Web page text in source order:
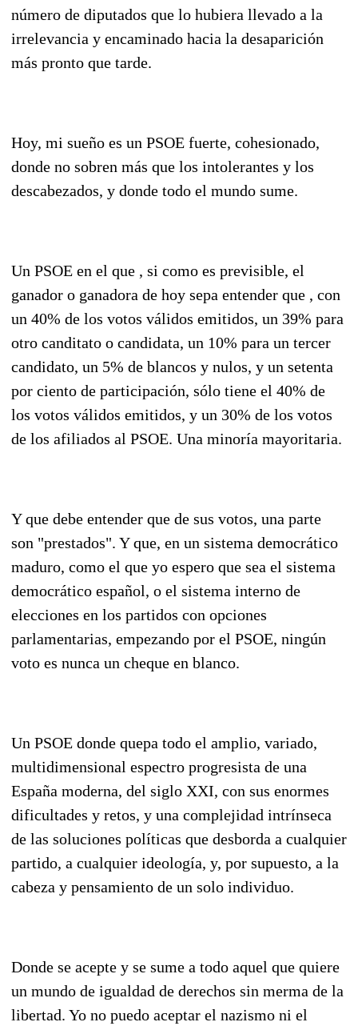
número de diputados que lo hubiera llevado a la
irrelevancia y encaminado hacia la desaparición
más pronto que tarde.
Hoy, mi sueño es un PSOE fuerte, cohesionado,
donde no sobren más que los intolerantes y los
descabezados, y donde todo el mundo sume.
Un PSOE en el que , si como es previsible, el
ganador o ganadora de hoy sepa entender que , con
un 40% de los votos válidos emitidos, un 39% para
otro canditato o candidata, un 10% para un tercer
candidato, un 5% de blancos y nulos, y un setenta
por ciento de participación, sólo tiene el 40% de
los votos válidos emitidos, y un 30% de los votos
de los afiliados al PSOE. Una minoría mayoritaria.
Y que debe entender que de sus votos, una parte
son "prestados". Y que, en un sistema democrático
maduro, como el que yo espero que sea el sistema
democrático español, o el sistema interno de
elecciones en los partidos con opciones
parlamentarias, empezando por el PSOE, ningún
voto es nunca un cheque en blanco.
Un PSOE donde quepa todo el amplio, variado,
multidimensional espectro progresista de una
España moderna, del siglo XXI, con sus enormes
dificultades y retos, y una complejidad intrínseca
de las soluciones políticas que desborda a cualquier
partido, a cualquier ideología, y, por supuesto, a la
cabeza y pensamiento de un solo individuo.
Donde se acepte y se sume a todo aquel que quiere
un mundo de igualdad de derechos sin merma de la
libertad. Yo no puedo aceptar el nazismo ni el